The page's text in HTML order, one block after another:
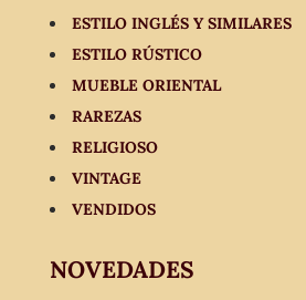
ESTILO INGLÉS Y SIMILARES
ESTILO RÚSTICO
MUEBLE ORIENTAL
RAREZAS
RELIGIOSO
VINTAGE
VENDIDOS
NOVEDADES